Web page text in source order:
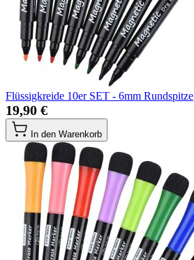
Flüssigkreide 10er SET - 6mm Rundspitze
19,90 €
In den Warenkorb